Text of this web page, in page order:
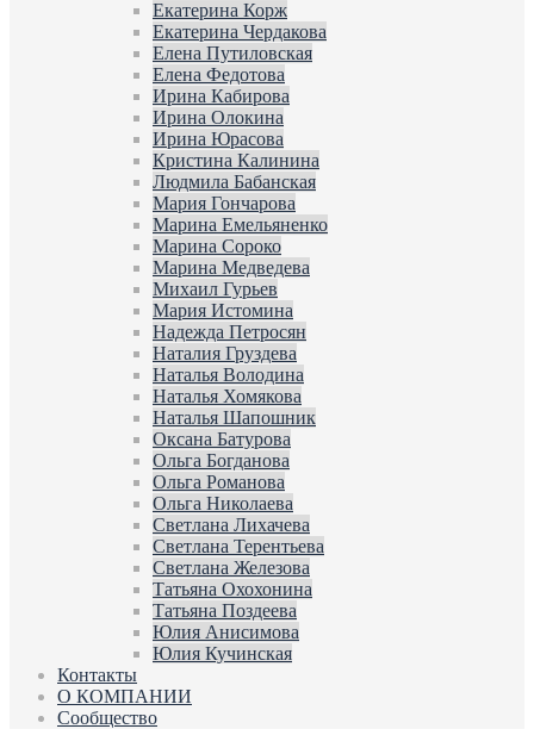
Екатерина Корж
Екатерина Чердакова
Елена Путиловская
Елена Федотова
Ирина Кабирова
Ирина Олокина
Ирина Юрасова
Кристина Калинина
Людмила Бабанская
Мария Гончарова
Марина Емельяненко
Марина Сороко
Марина Медведева
Михаил Гурьев
Мария Истомина
Надежда Петросян
Наталия Груздева
Наталья Володина
Наталья Хомякова
Наталья Шапошник
Оксана Батурова
Ольга Богданова
Ольга Романова
Ольга Николаева
Светлана Лихачева
Светлана Терентьева
Светлана Железова
Татьяна Охохонина
Татьяна Поздеева
Юлия Анисимова
Юлия Кучинская
Контакты
О КОМПАНИИ
Сообщество